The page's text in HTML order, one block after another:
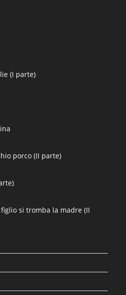
(I parte)
porco (II parte)
si tromba la madre (II